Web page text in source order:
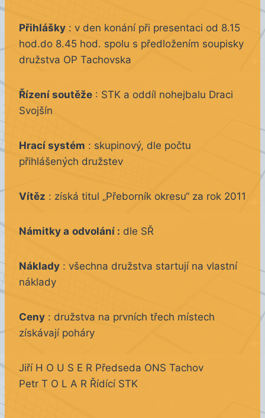
Přihlášky : v den konání při presentaci od 8.15
hod.do 8.45 hod. spolu s předložením soupisky
družstva OP Tachovska
Řízení soutěže : STK a oddíl nohejbalu Draci
Svojšín
Hrací systém : skupinový, dle počtu
přihlášených družstev
Vítěz : získá titul „Přeborník okresu“ za rok 2011
Námitky a odvolání : dle SŘ
Náklady : všechna družstva startují na vlastní
náklady
Ceny : družstva na prvních třech místech
získávají poháry
Jiří H O U S E R Předseda ONS Tachov
Petr T O L A R Řídící STK